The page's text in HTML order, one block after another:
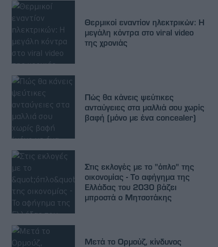
Θερμικοί εναντίον ηλεκτρικών: Η
μεγάλη κόντρα στο viral video
της χρονιάς
Πώς θα κάνεις ψεύτικες
ανταύγειες στα μαλλιά σου χωρίς
βαφή (μόνο με ένα concealer)
Στις εκλογές με το "όπλο" της
οικονομίας - Το αφήγημα της
Ελλάδας του 2030 βάζει
μπροστά ο Μητσοτάκης
Μετά το Ορμούζ, κίνδυνος